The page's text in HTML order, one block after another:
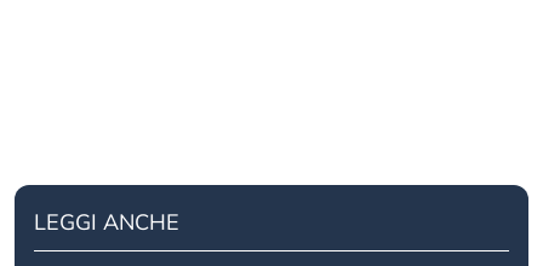
LEGGI ANCHE